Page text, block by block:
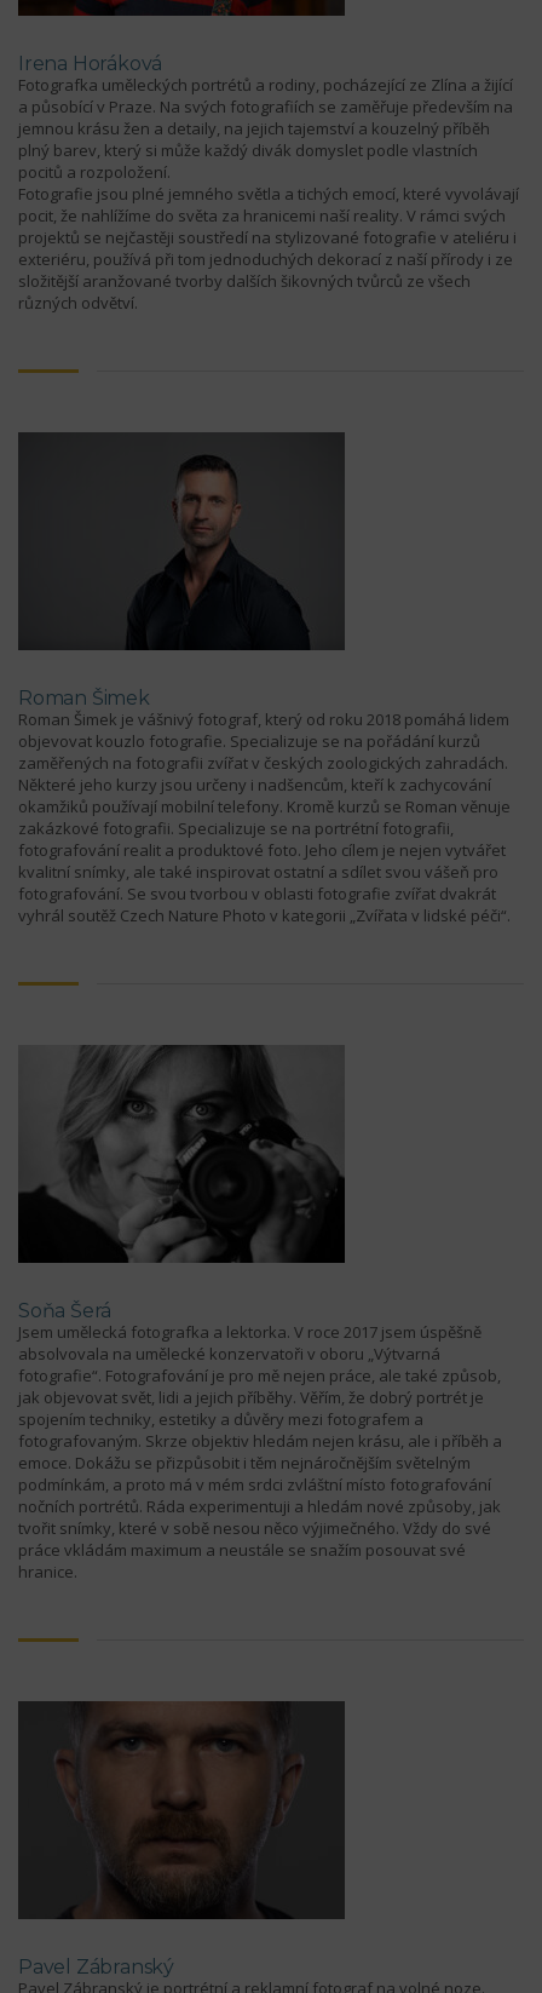
Irena Horáková
Fotografka uměleckých portrétů a rodiny, pocházející ze Zlína a žijící
a působící v Praze. Na svých fotografiích se zaměřuje především na
jemnou krásu žen a detaily, na jejich tajemství a kouzelný příběh
plný barev, který si může každý divák domyslet podle vlastních
pocitů a rozpoložení.
Fotografie jsou plné jemného světla a tichých emocí, které vyvolávají
pocit, že nahlížíme do světa za hranicemi naší reality. V rámci svých
projektů se nejčastěji soustředí na stylizované fotografie v ateliéru i
exteriéru, používá při tom jednoduchých dekorací z naší přírody i ze
složitější aranžované tvorby dalších šikovných tvůrců ze všech
různých odvětví.
Roman Šimek
Roman Šimek je vášnivý fotograf, který od roku 2018 pomáhá lidem
objevovat kouzlo fotografie. Specializuje se na pořádání kurzů
zaměřených na fotografii zvířat v českých zoologických zahradách.
Některé jeho kurzy jsou určeny i nadšencům, kteří k zachycování
okamžiků používají mobilní telefony. Kromě kurzů se Roman věnuje
zakázkové fotografii. Specializuje se na portrétní fotografii,
fotografování realit a produktové foto. Jeho cílem je nejen vytvářet
kvalitní snímky, ale také inspirovat ostatní a sdílet svou vášeň pro
fotografování. Se svou tvorbou v oblasti fotografie zvířat dvakrát
vyhrál soutěž Czech Nature Photo v kategorii „Zvířata v lidské péči“.
Soňa Šerá
Jsem umělecká fotografka a lektorka. V roce 2017 jsem úspěšně
absolvovala na umělecké konzervatoři v oboru „Výtvarná
fotografie“. Fotografování je pro mě nejen práce, ale také způsob,
jak objevovat svět, lidi a jejich příběhy. Věřím, že dobrý portrét je
spojením techniky, estetiky a důvěry mezi fotografem a
fotografovaným. Skrze objektiv hledám nejen krásu, ale i příběh a
emoce. Dokážu se přizpůsobit i těm nejnáročnějším světelným
podmínkám, a proto má v mém srdci zvláštní místo fotografování
nočních portrétů. Ráda experimentuji a hledám nové způsoby, jak
tvořit snímky, které v sobě nesou něco výjimečného. Vždy do své
práce vkládám maximum a neustále se snažím posouvat své
hranice.
Pavel Zábranský
Pavel Zábranský je portrétní a reklamní fotograf na volné noze.